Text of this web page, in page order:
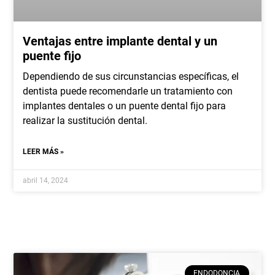
Ventajas entre implante dental y un
puente fijo
Dependiendo de sus circunstancias específicas, el
dentista puede recomendarle un tratamiento con
implantes dentales o un puente dental fijo para
realizar la sustitución dental.
LEER MÁS »
abril 14, 2024
ENDODONCIA